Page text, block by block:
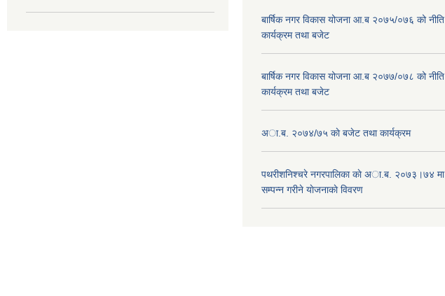
बार्षिक नगर विकास योजना आ.ब २०७५/०७६ को नीति
कार्यक्रम तथा बजेट
बार्षिक नगर विकास योजना आ.ब २०७७/०७८ को नीति
कार्यक्रम तथा बजेट
अा.ब. २०७४/७५ काे बजेट तथा कार्यक्रम
पथरीशनिश्चरे नगरपालिका काे अा.ब. २०७३।७४ मा
सम्पन्न गरीने याेजनाकाे विवरण